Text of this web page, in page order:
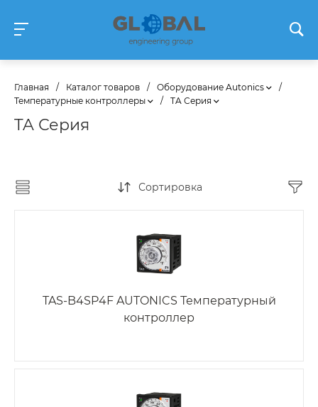
Главная / Каталог товаров / Оборудование Autonics
/
Температурные контроллеры
/ TA Серия
TA Серия
Сортировка
TAS-B4SP4F AUTONICS Температурный
контроллер